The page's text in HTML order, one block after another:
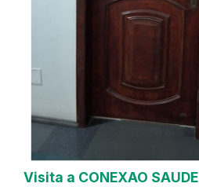
Visita a CONEXAO SAUDE